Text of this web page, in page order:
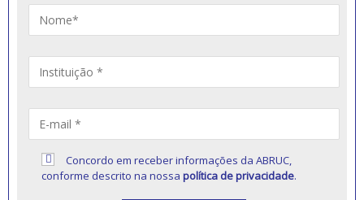
Concordo em receber informações da ABRUC,
conforme descrito na nossapolítica de privacidade.